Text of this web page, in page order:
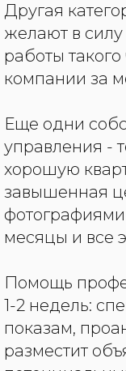
Другая
желают в
работы
компании за
Еще одни
управления -
хорошую
завышенная
фотографиями
месяцы и все
Помощь
1-2 недель:
показам,
разместит